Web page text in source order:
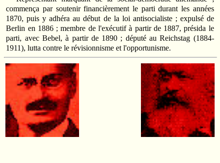
commença par soutenir financièrement le parti durant les années
1870, puis y adhéra au début de la loi antisocialiste ; expulsé de
Berlin en 1886 ; membre de l'exécutif à partir de 1887, présida le
parti, avec Bebel, à partir de 1890 ; député au Reichstag (1884-
1911), lutta contre le révisionnisme et l'opportunisme.